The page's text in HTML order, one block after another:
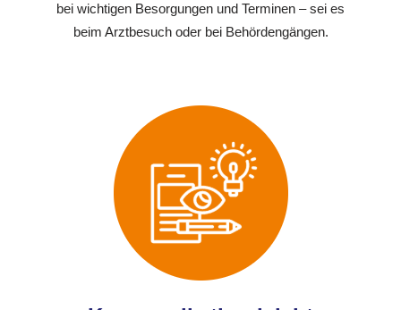
bei wichtigen Besorgungen und Terminen – sei es
beim Arztbesuch oder bei Behördengängen.